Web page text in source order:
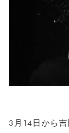
3月14日から